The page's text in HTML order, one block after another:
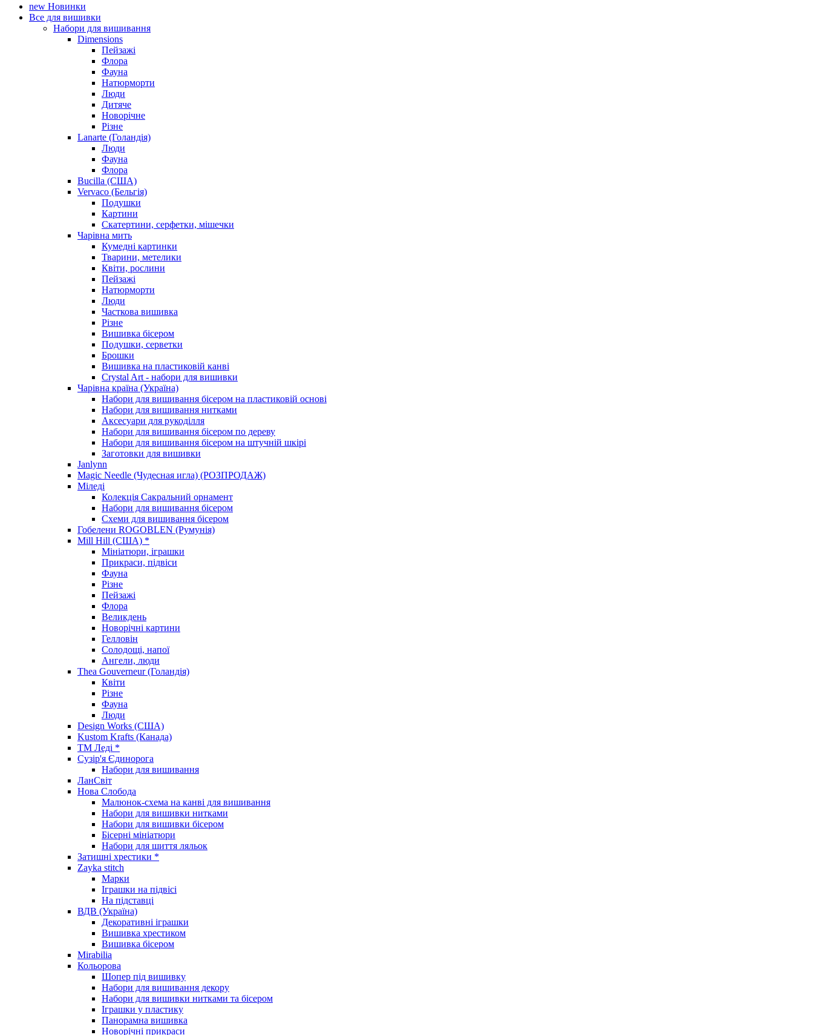
new Новинки
Все для вишивки
Набори для вишивання
Dimensions
Пейзажі
Флора
Фауна
Натюрморти
Люди
Дитяче
Новорічне
Різне
Lanarte (Голандія)
Люди
Фауна
Флора
Bucilla (США)
Vervaco (Бельгія)
Подушки
Картини
Скатертини, серфетки, мішечки
Чарiвна мить
Кумедні картинки
Тварини, метелики
Квіти, рослини
Пейзажі
Натюрморти
Люди
Часткова вишивка
Різне
Вишивка бісером
Подушки, серветки
Брошки
Вишивка на пластиковій канві
Crystal Art - набори для вишивки
Чарівна країна (Україна)
Набори для вишивання бісером на пластиковій основі
Набори для вишивання нитками
Аксесуари для рукоділля
Набори для вишивання бісером по дереву
Набори для вишивання бісером на штучній шкірі
Заготовки для вишивки
Janlynn
Magic Needle (Чудесная игла) (РОЗПРОДАЖ)
Міледі
Колекція Сакральний орнамент
Набори для вишивання бісером
Схеми для вишивання бісером
Гобелени ROGOBLEN (Румунія)
Mill Hill (США) *
Мініатюри, іграшки
Прикраси, підвіси
Фауна
Різне
Пейзажі
Флора
Великдень
Новорічні картини
Гелловін
Солодощі, напої
Ангели, люди
Thea Gouverneur (Голандія)
Квіти
Різне
Фауна
Люди
Design Works (США)
Kustom Krafts (Канада)
ТМ Леді *
Сузір'я Єдинорога
Набори для вишивання
ЛанСвіт
Нова Слобода
Малюнок-схема на канві для вишивання
Набори для вишивки нитками
Набори для вишивки бісером
Бісерні мініатюри
Набори для шиття ляльок
Затишні хрестики *
Zayka stitch
Марки
Іграшки на підвісі
На підставці
ВДВ (Україна)
Декоративні іграшки
Вишивка хрестиком
Вишивка бісером
Mirabilia
Кольорова
Шопер під вишивку
Набори для вишивання декору
Набори для вишивки нитками та бісером
Іграшки у пластику
Панорамна вишивка
Новорічні прикраси